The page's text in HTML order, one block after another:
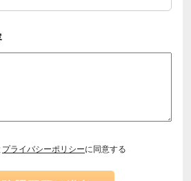
プライバシーポリシーに同意する